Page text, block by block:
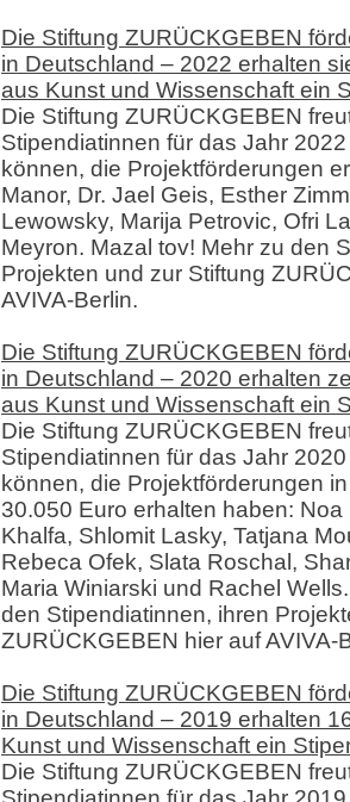
Die Stiftung ZURÜCKGEBEN
in Deutschland – 2022 erhalten
aus Kunst und Wissenschaft ein
Die Stiftung ZURÜCKGEBEN
Stipendiatinnen für das Jahr
können, die Projektförderungen
Manor, Dr. Jael Geis, Esther
Lewowsky, Marija Petrovic, Ofri
Meyron. Mazal tov! Mehr zu den
Projekten und zur Stiftung
AVIVA-Berlin.
Die Stiftung ZURÜCKGEBEN
in Deutschland – 2020 erhalten
aus Kunst und Wissenschaft ein
Die Stiftung ZURÜCKGEBEN
Stipendiatinnen für das Jahr
können, die Projektförderungen
30.050 Euro erhalten haben:
Khalfa, Shlomit Lasky, Tatjana
Rebeca Ofek, Slata Roschal,
Maria Winiarski und Rachel
den Stipendiatinnen, ihren
ZURÜCKGEBEN hier auf AVIVA-
Die Stiftung ZURÜCKGEBEN
in Deutschland – 2019 erhalten
Kunst und Wissenschaft ein
Die Stiftung ZURÜCKGEBEN